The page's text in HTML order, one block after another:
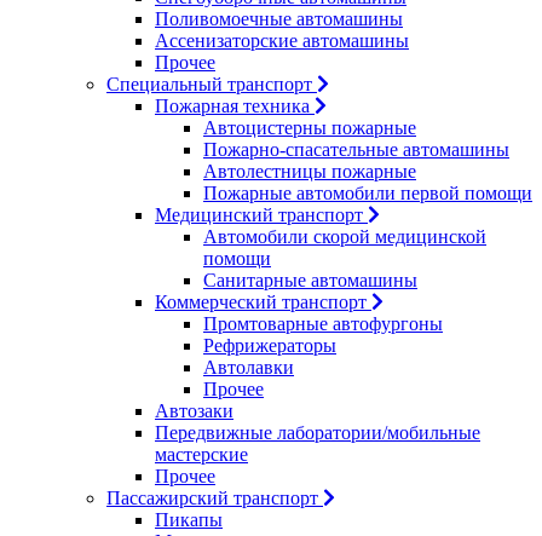
Поливомоечные автомашины
Ассенизаторские автомашины
Прочее
Специальный транспорт
Пожарная техника
Автоцистерны пожарные
Пожарно-спасательные автомашины
Автолестницы пожарные
Пожарные автомобили первой помощи
Медицинский транспорт
Автомобили скорой медицинской
помощи
Санитарные автомашины
Коммерческий транспорт
Промтоварные автофургоны
Рефрижераторы
Автолавки
Прочее
Автозаки
Передвижные лаборатории/мобильные
мастерские
Прочее
Пассажирский транспорт
Пикапы